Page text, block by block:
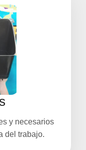
y necesarios
del trabajo.